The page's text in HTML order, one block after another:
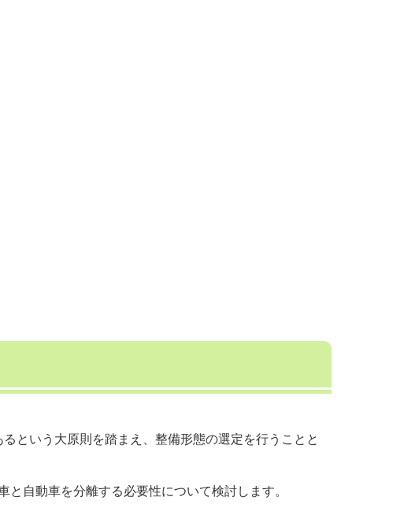
という大原則を踏まえ、整備形態の選定を行うことと
自動車を分離する必要性について検討します。